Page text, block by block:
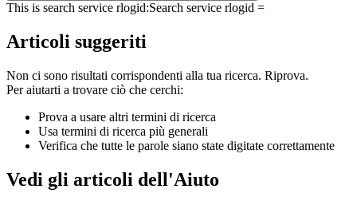
This is search service rlogid:Search service rlogid =
Articoli suggeriti
Non ci sono risultati corrispondenti alla tua ricerca. Riprova.
Per aiutarti a trovare ciò che cerchi:
Prova a usare altri termini di ricerca
Usa termini di ricerca più generali
Verifica che tutte le parole siano state digitate correttamente
Vedi gli articoli dell'Aiuto